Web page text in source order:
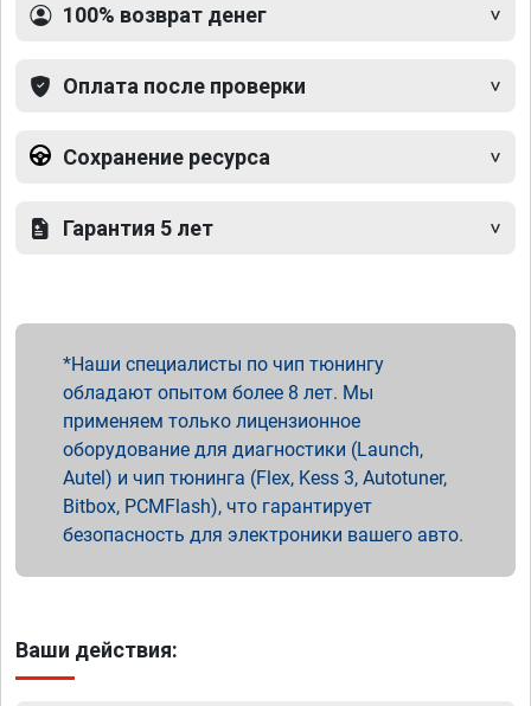
100% возврат денег
Оплата после проверки
Сохранение ресурса
Гарантия 5 лет
Наши специалисты по чип тюнингу
обладают опытом более 8 лет. Мы
применяем только лицензионное
оборудование для диагностики (Launch,
Autel) и чип тюнинга (Flex, Kess 3, Autotuner,
Bitbox, PCMFlash), что гарантирует
безопасность для электроники вашего авто.
Ваши действия: